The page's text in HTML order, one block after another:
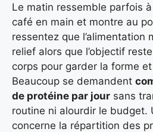
Le matin ressemble parfois
café en main et montre au
ressentez que l’alimentation
relief alors que l’objectif
corps pour garder la forme
Beaucoup se demandent
de protéine par jour sans
routine ni alourdir le budget.
concerne la répartition des